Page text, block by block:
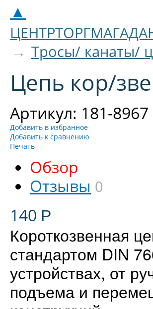
▲
→ Тросы/ канаты/
Цепь кор/
Артикул: 181-8967
Добавить в избранное
Добавить к сравнению
Печать
Обзор
Отзывы 0
140 Р
Короткозвенная
стандартом DIN
устройствах, от
подъема и